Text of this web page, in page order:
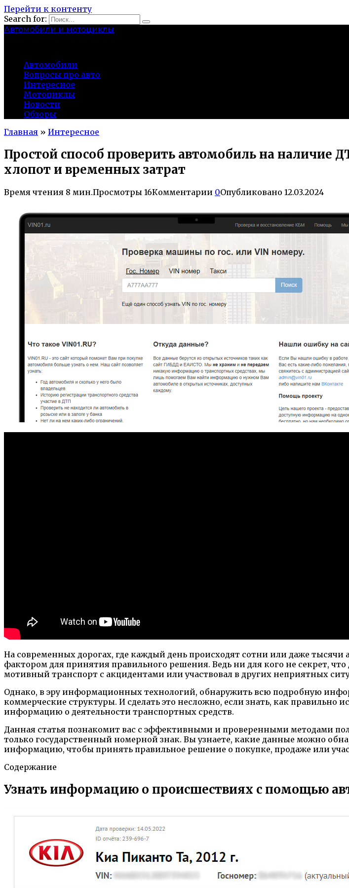
Перейти к контенту
Search for:
Автомобили и мотоциклы
Автомобили
Вопросы про авто
Интересное
Мотоциклы
Новости
Обзоры
Главная » Интересное
Простой способ проверить автомобиль на наличие
хлопот и временных затрат
Время чтения 8 мин.Просмотры 16Комментарии 0Опубликовано 12.03.2024
На современных дорогах, где каждый день происходят сотни или даже
фактором для принятия правильного решения. Ведь ни для кого не секрет,
мотивный транспорт с акцидентами или участвовал в других неприятных
Однако, в эру информационных технологий, обнаружить всю подробную
коммерческие структуры. И сделать это несложно, если знать, как
информацию о деятельности транспортных средств.
Данная статья познакомит вас с эффективными и проверенными методами
только государственный номерной знак. Вы узнаете, какие данные можно
информацию, чтобы принять правильное решение о покупке, продаже или
Содержание
Узнать информацию о происшествиях с помощью